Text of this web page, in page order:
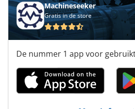
Machineseeker
Gratis in de store
De nummer 1 app voor